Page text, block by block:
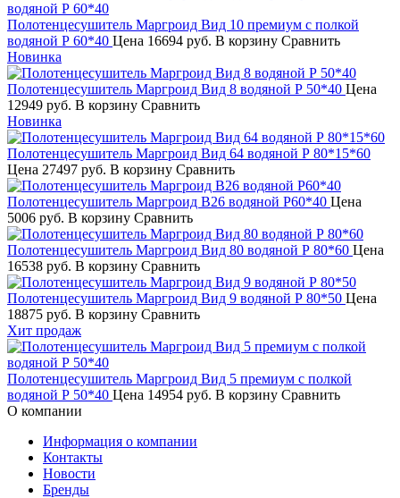
Полотенцесушитель Маргроид Вид 10 премиум с полкой
водяной Р 60*40 Цена 16694 руб. В корзину Сравнить
Новинка
Полотенцесушитель Маргроид Вид 8 водяной Р 50*40 Цена
12949 руб. В корзину Сравнить
Новинка
Полотенцесушитель Маргроид Вид 64 водяной Р 80*15*60
Цена 27497 руб. В корзину Сравнить
Полотенцесушитель Маргроид В26 водяной Р60*40 Цена
5006 руб. В корзину Сравнить
Полотенцесушитель Маргроид Вид 80 водяной Р 80*60 Цена
16538 руб. В корзину Сравнить
Полотенцесушитель Маргроид Вид 9 водяной Р 80*50 Цена
18875 руб. В корзину Сравнить
Хит продаж
Полотенцесушитель Маргроид Вид 5 премиум с полкой
водяной Р 50*40 Цена 14954 руб. В корзину Сравнить
О компании
Информация о компании
Контакты
Новости
Бренды